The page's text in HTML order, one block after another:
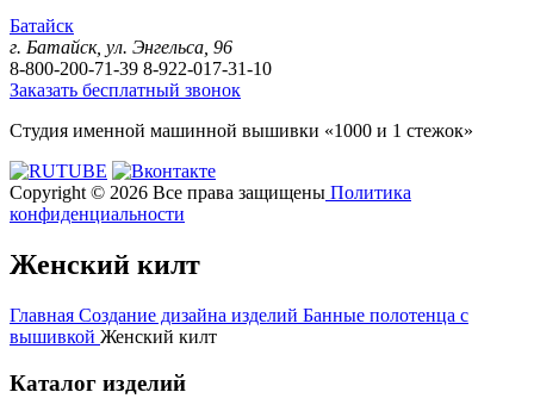
Батайск
г. Батайск, ул. Энгельса, 96
8-800-200-71-39 8-922-017-31-10
Заказать бесплатный звонок
Студия именной машинной вышивки «1000 и 1 стежок»
Copyright © 2026 Все права защищены Политика
конфиденциальности
Женский килт
Главная Создание дизайна изделий Банные полотенца с
вышивкой Женский килт
Каталог изделий